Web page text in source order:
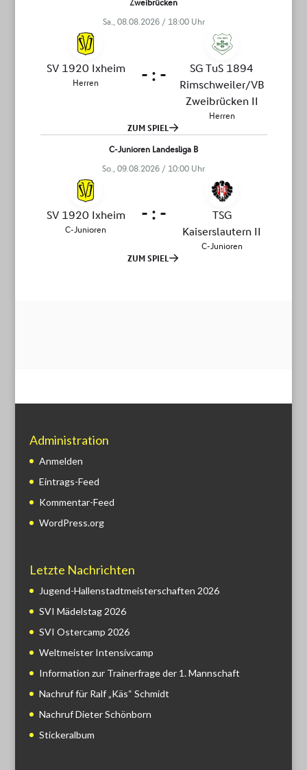
Administration
Anmelden
Eintrags-Feed
Kommentar-Feed
WordPress.org
Letzte Nachrichten
Jugend-Hallenstadtmeisterschaften 2026
SVI Mädelstag 2026
SVI Ostercamp 2026
Weltmeister Intensivcamp
Information zur Trainerfrage der 1. Mannschaft
Nachruf für Ralf „Käs“ Schmidt
Nachruf Dieter Schönborn
Stickeralbum